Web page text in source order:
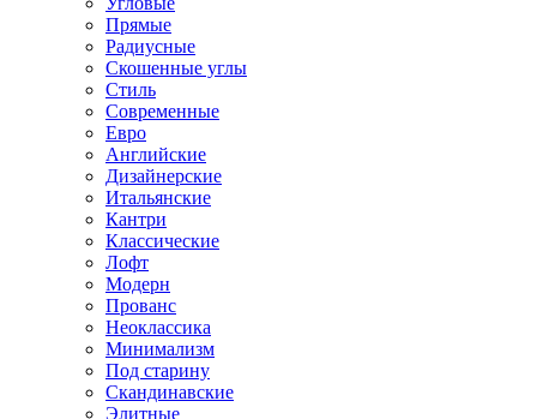
Прямые
Радиусные
Скошенные углы
Стиль
Современные
Евро
Английские
Дизайнерские
Итальянские
Кантри
Классические
Лофт
Модерн
Прованс
Неоклассика
Минимализм
Под старину
Скандинавские
Элитные